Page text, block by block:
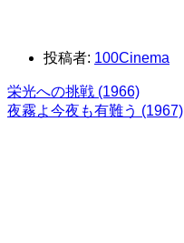
投稿者: 100Cinema
栄光への挑戦 (1966)
夜霧よ今夜も有難う (1967)